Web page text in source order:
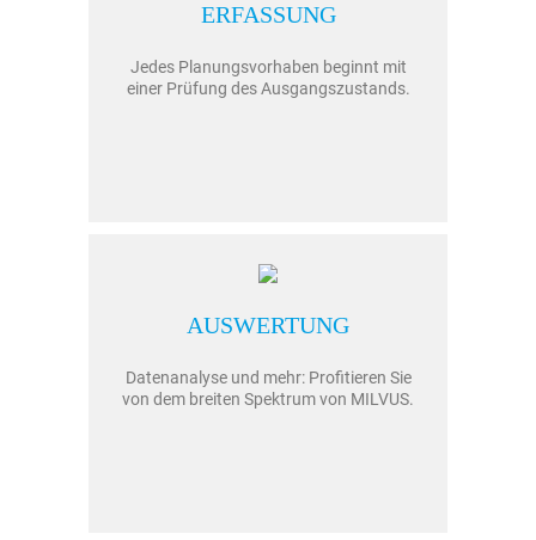
ERFASSUNG
Jedes Planungsvorhaben beginnt mit
einer Prüfung des Ausgangszustands.
AUSWERTUNG
Datenanalyse und mehr: Profitieren Sie
von dem breiten Spektrum von MILVUS.